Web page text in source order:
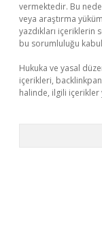
vermektedir. Bu
veya araştırma
yazdıkları içeriklerin
bu sorumluluğu
Hukuka ve yasal
içerikleri,
halinde, ilgili içerikler